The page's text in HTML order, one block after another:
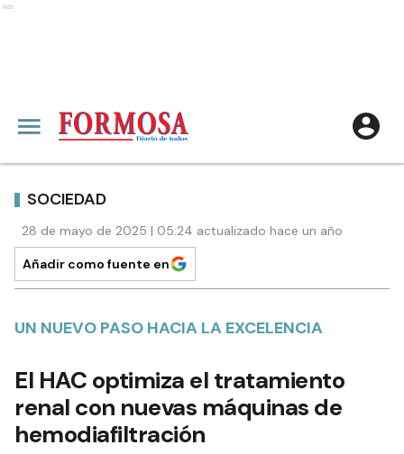
Ads
SOCIEDAD
28 de mayo de 2025 | 05:24 actualizado hace un año
Añadir como fuente en
UN NUEVO PASO HACIA LA EXCELENCIA
El HAC optimiza el tratamiento
renal con nuevas máquinas de
hemodiafiltración